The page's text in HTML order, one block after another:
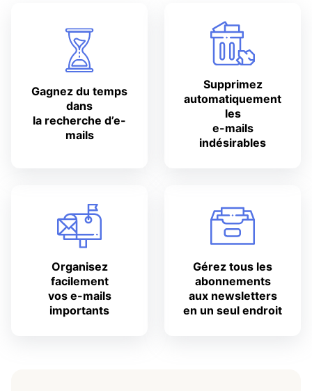
Gagnez du temps
dans
la recherche d’e-
mails
Supprimez
automatiquement
les
e-mails
indésirables
Organisez
facilement
vos e-mails
importants
Gérez tous les
abonnements
aux newsletters
en un seul endroit